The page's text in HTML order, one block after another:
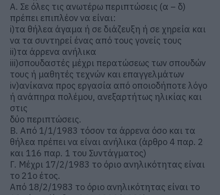
Α. Σε όλες τις ανωτέρω περιπτώσεις (α – δ)
πρέπει επιπλέον να είναι:
i)τα θήλεα άγαμα ή σε διάζευξη ή σε χηρεία και
να τα συντηρεί ένας από τους γονείς τους
ii)τα άρρενα ανήλικα
iii)σπουδαστές μέχρι περατώσεως των σπουδών
τους ή μαθητές τεχνών και επαγγελμάτων
iv)ανίκανα προς εργασία από οποιοδήποτε λόγο
ή ανάπηρα πολέμου, ανεξαρτήτως ηλικίας και
στις
δύο περιπτώσεις.
Β. Από 1/1/1983 τόσον τα άρρενα όσο και τα
θήλεα πρέπει να είναι ανήλικα (άρθρο 4 παρ. 2
και 116 παρ. 1 του Συντάγματος)
Γ. Μέχρι 17/2/1983 το όριο ανηλικότητας είναι
το 21ο έτος.
Από 18/2/1983 το όριο ανηλικότητας είναι το